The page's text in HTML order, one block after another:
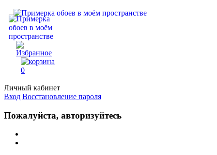
0
Личный кабинет
Вход Восстановление пароля
Пожалуйста, авторизуйтесь